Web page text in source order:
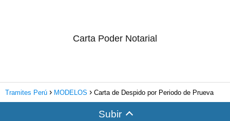
Carta Poder Notarial
Tramites Perú MODELOS Carta de Despido por Periodo de Prueva
Subir